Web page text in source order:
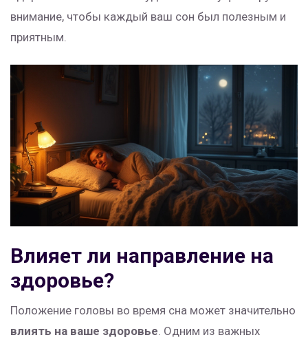
внимание, чтобы каждый ваш сон был полезным и
приятным.
Влияет ли направление на
здоровье?
Положение головы во время сна может значительно
влиять на ваше здоровье. Одним из важных